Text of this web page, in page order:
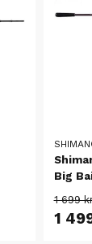
Big
1 699
1